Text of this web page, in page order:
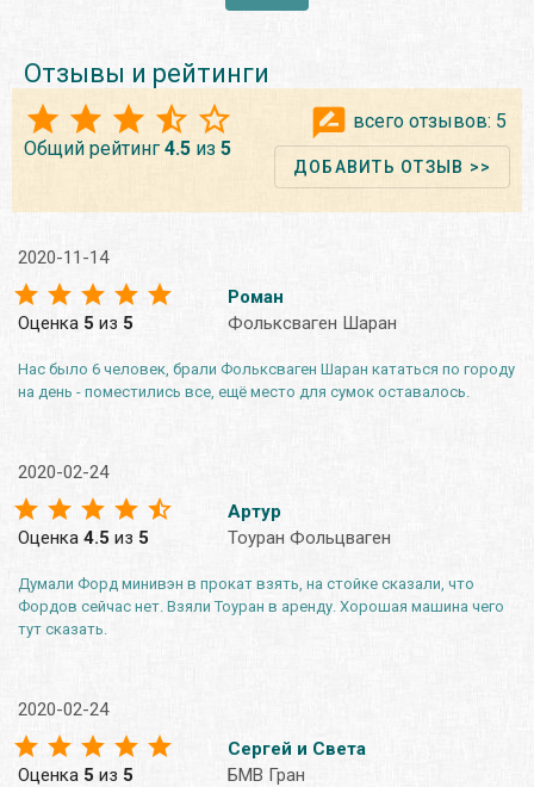
Отзывы и рейтинги
Общий рейтинг 4.5 из 5
всего отзывов: 5
ДОБАВИТЬ ОТЗЫВ >>
2020-11-14
Оценка 5 из 5
Роман
Фольксваген Шаран
Нас было 6 человек, брали Фольксваген Шаран кататься по городу
на день - поместились все, ещё место для сумок оставалось.
2020-02-24
Оценка 4.5 из 5
Артур
Тоуран Фольцваген
Думали Форд минивэн в прокат взять, на стойке сказали, что
Фордов сейчас нет. Взяли Тоуран в аренду. Хорошая машина чего
тут сказать.
2020-02-24
Оценка 5 из 5
Сергей и Света
БМВ Гран